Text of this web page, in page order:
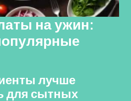
на ужин:
лучше
для сытных